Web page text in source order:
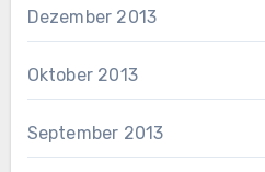
Dezember 2013
Oktober 2013
September 2013